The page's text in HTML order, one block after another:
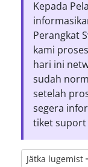
Kepada
Perangkat
kami
hari ini
sudah
setelah
segera
tiket suport
Jätka lugemist